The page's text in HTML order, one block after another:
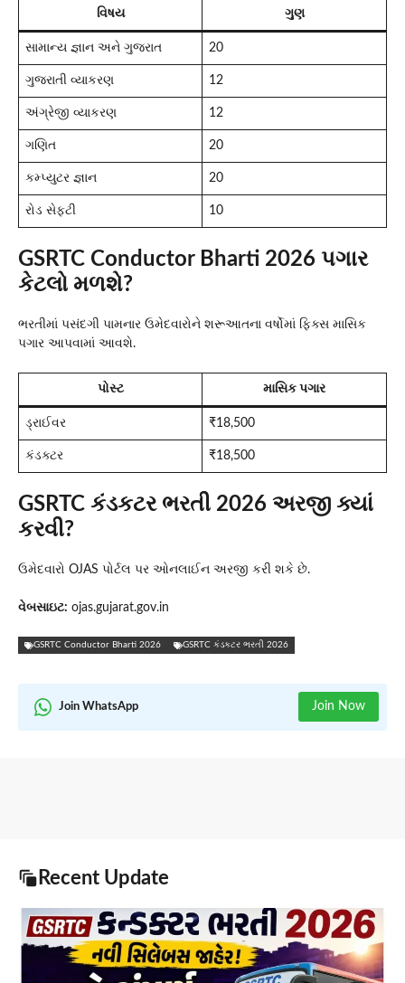
વિષય ગુણ
સામાન્ય જ્ઞાન અને ગુજરાત 20
ગુજરાતી વ્યાકરણ 12
અંગ્રેજી વ્યાકરણ 12
ગણિત 20
કમ્પ્યુટર જ્ઞાન 20
રોડ સેફ્ટી 10
GSRTC Conductor Bharti 2026 પગાર
કેટલો મળશે?
ભરતીમાં પસંદગી પામનાર ઉમેદવારોને શરૂઆતના વર્ષોમાં ફિક્સ માસિક
પગાર આપવામાં આવશે.
પોસ્ટ માસિક પગાર
ડ્રાઈવર ₹18,500
કંડક્ટર ₹18,500
GSRTC કંડકટર ભરતી 2026 અરજી ક્યાં
કરવી?
ઉમેદવારો OJAS પોર્ટલ પર ઓનલાઈન અરજી કરી શકે છે.
વેબસાઇટ: ojas.gujarat.gov.in
GSRTC Conductor Bharti 2026 GSRTC કંડકટર ભરતી 2026
Join WhatsApp Join Now
Recent Update